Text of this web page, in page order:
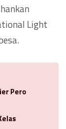
Light
Pero